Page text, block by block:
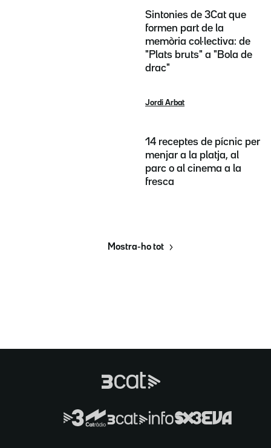
Sintonies de 3Cat que
formen part de la
memòria col·lectiva: de
"Plats bruts" a "Bola de
drac"
Jordi Arbat
14 receptes de pícnic per
menjar a la platja, al
parc o al cinema a la
fresca
Mostra-ho tot